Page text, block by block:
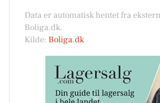
Data er automatisk hentet fra
Boliga.dk.
Kilde: Boliga.dk